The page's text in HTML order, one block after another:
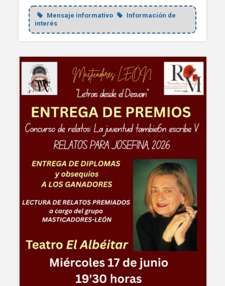
Mensaje informativo
Información de
interés